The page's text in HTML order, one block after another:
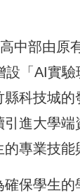
中部由原
設「AI實
科技城的
進大學端
專業技能
保學生的